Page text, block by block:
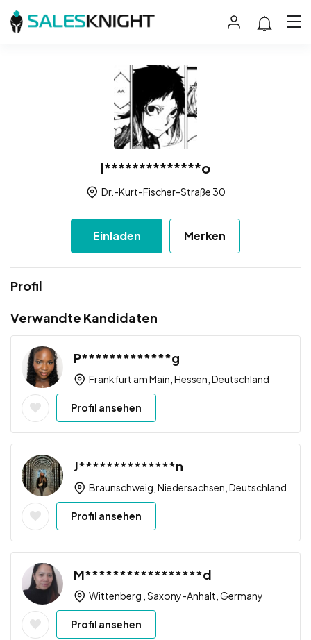
I**************o
Dr.-Kurt-Fischer-Straße 30
Einladen Merken
Profil
Verwandte Kandidaten
P*************g
Frankfurt am Main, Hessen, Deutschland
Profil ansehen
J**************n
Braunschweig, Niedersachsen, Deutschland
Profil ansehen
M*****************d
Wittenberg , Saxony-Anhalt, Germany
Profil ansehen